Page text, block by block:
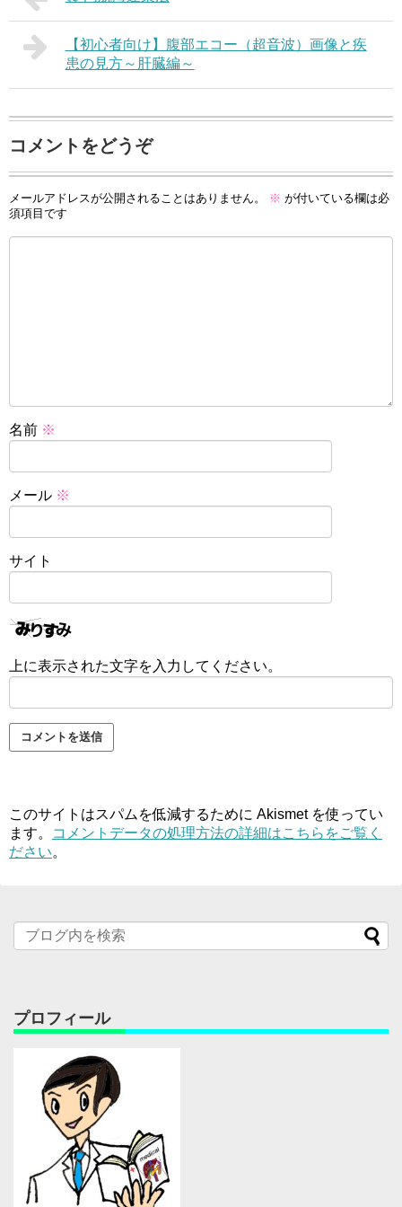
【初心者向け】腹部エコー（超音波）画像と疾
患の見方～肝臓編～
コメントをどうぞ
メールアドレスが公開されることはありません。 ※ が付いている欄は必
須項目です
名前 ※
メール ※
サイト
上に表示された文字を入力してください。
このサイトはスパムを低減するために Akismet を使ってい
ます。
コメントデータの処理方法の詳細はこちらをご覧く
ださい。
プロフィール